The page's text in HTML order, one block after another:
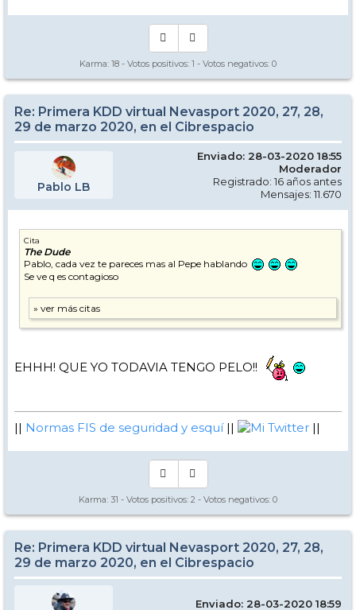
Karma: 18 - Votos positivos: 1 - Votos negativos: 0
Re: Primera KDD virtual Nevasport 2020, 27, 28,
29 de marzo 2020, en el Cibrespacio
Pablo LB
Enviado: 28-03-2020 18:55
Moderador
Registrado: 16 años antes
Mensajes: 11.670
Cita
The Dude
Pablo, cada vez te pareces mas al Pepe hablando
Se ve q es contagioso
EHHH! QUE YO TODAVIA TENGO PELO!!
|| Normas FIS de seguridad y esquí|| Mi Twitter ||
Karma: 31 - Votos positivos: 2 - Votos negativos: 0
Re: Primera KDD virtual Nevasport 2020, 27, 28,
29 de marzo 2020, en el Cibrespacio
Enviado: 28-03-2020 18:59